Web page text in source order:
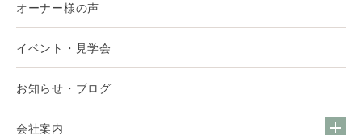
オーナー様の声
イベント・見学会
お知らせ・ブログ
会社案内